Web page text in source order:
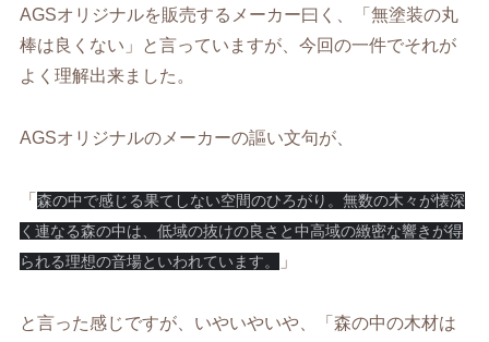
AGSオリジナルを販売するメーカー曰く、「無塗装の丸
棒は良くない」と言っていますが、今回の一件でそれが
よく理解出来ました。
AGSオリジナルのメーカーの謳い文句が、
「森の中で感じる果てしない空間のひろがり。無数の木々が懐深
く連なる森の中は、低域の抜けの良さと中高域の緻密な響きが得
られる理想の音場といわれています。
」
と言った感じですが、いやいやいや、「森の中の木材は